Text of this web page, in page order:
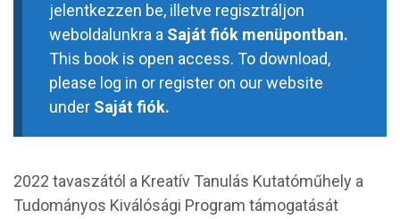
2022 tavaszától a Kreatív Tanulás Kutatóműhely a
Tudományos Kiválósági Program támogatását
jelentkezzen be, illetve regisztráljon
weboldalunkra a Saját fiók menüpontban.
This book is open access. To download,
please log in or register on our website
under Saját fiók.